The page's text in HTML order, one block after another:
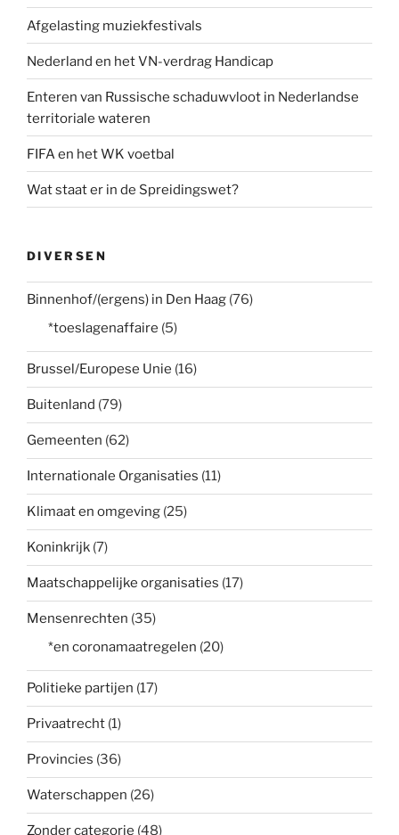
Afgelasting muziekfestivals
Nederland en het VN-verdrag Handicap
Enteren van Russische schaduwvloot in Nederlandse
territoriale wateren
FIFA en het WK voetbal
Wat staat er in de Spreidingswet?
DIVERSEN
Binnenhof/(ergens) in Den Haag (76)
*toeslagenaffaire (5)
Brussel/Europese Unie (16)
Buitenland (79)
Gemeenten (62)
Internationale Organisaties (11)
Klimaat en omgeving (25)
Koninkrijk (7)
Maatschappelijke organisaties (17)
Mensenrechten (35)
*en coronamaatregelen (20)
Politieke partijen (17)
Privaatrecht (1)
Provincies (36)
Waterschappen (26)
Zonder categorie (48)